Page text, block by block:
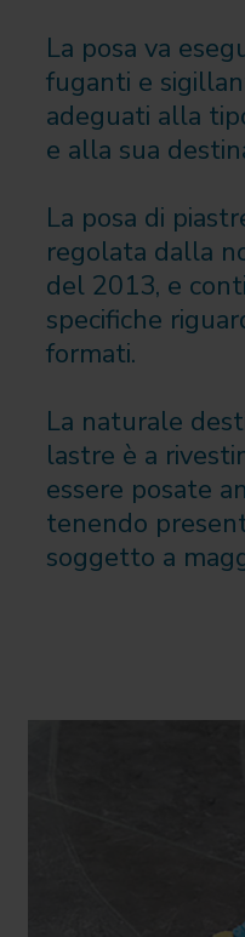
La posa va
fuganti e
adeguati alla
e alla sua
La posa di
regolata dalla
del 2013, e
specifiche
formati.
La naturale
lastre è a
essere posate
tenendo
soggetto a